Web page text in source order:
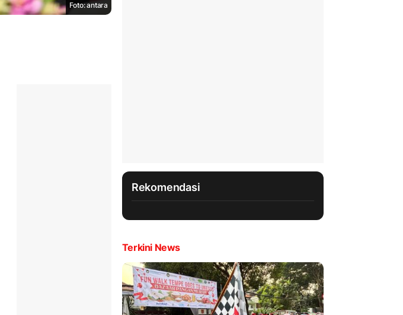
Foto: antara
Rekomendasi
Terkini News